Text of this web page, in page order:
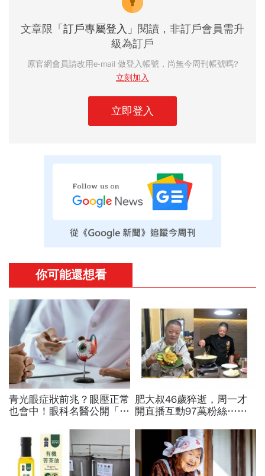
文章限 「訂戶專屬登入」 閱讀，非訂戶會員需升
級為訂戶
原官網會員請改用e-mail 做登入帳號，尚無今周刊帳號嗎?
立刻加入
立即登入